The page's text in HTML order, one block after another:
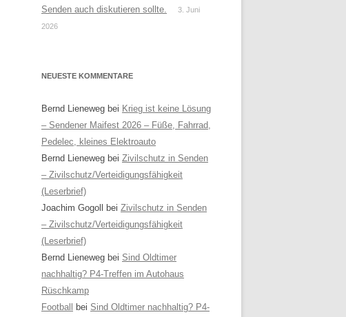
Senden auch diskutieren sollte.
3. Juni
2026
NEUESTE KOMMENTARE
Bernd Lieneweg bei Krieg ist keine Lösung
– Sendener Maifest 2026 – Füße, Fahrrad,
Pedelec, kleines Elektroauto
Bernd Lieneweg bei Zivilschutz in Senden
– Zivilschutz/Verteidigungsfähigkeit
(Leserbrief)
Joachim Gogoll
bei Zivilschutz in Senden
– Zivilschutz/Verteidigungsfähigkeit
(Leserbrief)
Bernd Lieneweg bei Sind Oldtimer
nachhaltig? P4-Treffen im Autohaus
Rüschkamp
Football
bei Sind Oldtimer nachhaltig? P4-